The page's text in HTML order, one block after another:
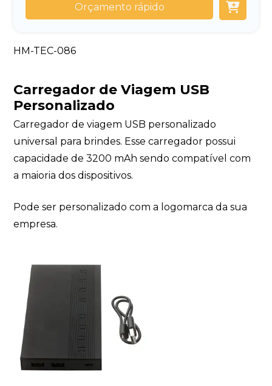
Orçamento rápido
HM-TEC-086
Carregador de Viagem USB
Personalizado
Carregador de viagem USB personalizado
universal para brindes. Esse carregador possui
capacidade de 3200 mAh sendo compatível com
a maioria dos dispositivos.
Pode ser personalizado com a logomarca da sua
empresa.